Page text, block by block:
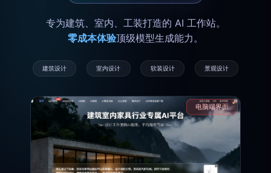
专为建筑、室内、工装打造的 AI 工作站。
零成本体验顶级模型生成能力。
建筑设计 室内设计 软装设计 景观设计
电脑端界面